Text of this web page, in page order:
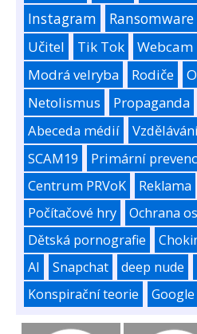
Instagram
Ransomware
Učitel
Tik Tok
Modrá velryba
Rodiče
Netolismus
Propaganda
Abeceda médií
SCAM19
Primární
Centrum PRVoK
Reklama
Počítačové hry
Ochrana
Dětská pornografie
AI
Snapchat deep nude
Konspirační teorie
Google